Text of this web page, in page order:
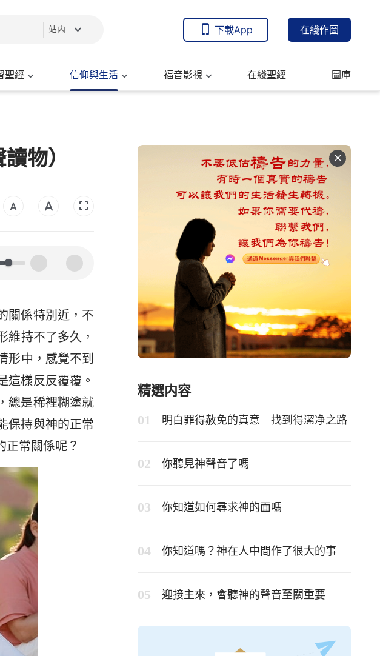
站内 下載App 在綫作圖
聖經 信仰與生活 福音影視 在綫聖經 圖庫
物）
關係特別近，不
維持不了多久，
形中，感覺不到
這樣反反覆覆。
總是稀裡糊塗就
保持與神的正常
正常關係呢？
精選内容
明白罪得赦免的真意 找到得潔净之路
你聽見神聲音了嗎
你知道如何尋求神的面嗎
你知道嗎？神在人中間作了很大的事
迎接主來，會聽神的聲音至關重要